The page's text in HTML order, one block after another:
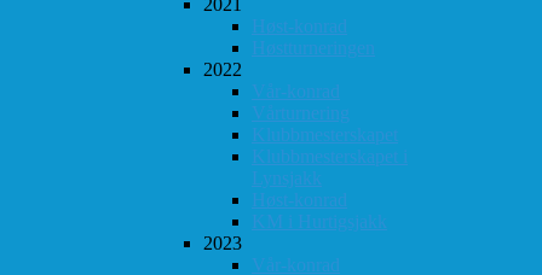
Høst-konrad
Høstturneringen
2022
Vår-konrad
Vårturnering
Klubbmesterskapet
Klubbmesterskapet i
Lynsjakk
Høst-konrad
KM i Hurtigsjakk
2023
Vår-konrad